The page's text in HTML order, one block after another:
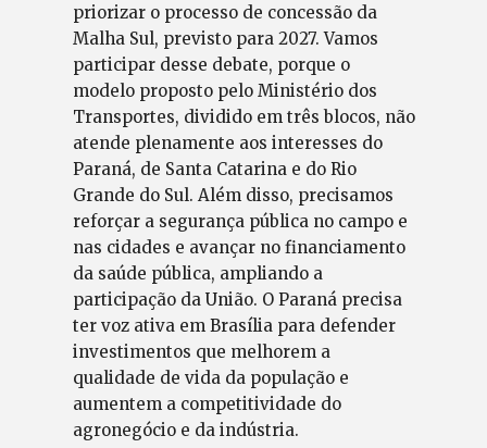
priorizar o processo de concessão da
Malha Sul, previsto para 2027. Vamos
participar desse debate, porque o
modelo proposto pelo Ministério dos
Transportes, dividido em três blocos, não
atende plenamente aos interesses do
Paraná, de Santa Catarina e do Rio
Grande do Sul. Além disso, precisamos
reforçar a segurança pública no campo e
nas cidades e avançar no financiamento
da saúde pública, ampliando a
participação da União. O Paraná precisa
ter voz ativa em Brasília para defender
investimentos que melhorem a
qualidade de vida da população e
aumentem a competitividade do
agronegócio e da indústria.